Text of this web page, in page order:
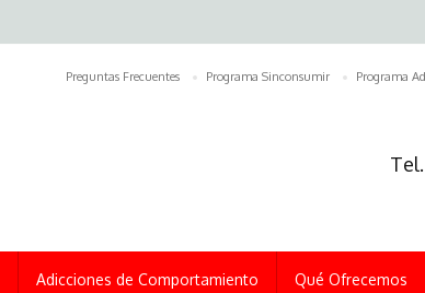
Preguntas Frecuentes Programa Sinconsumir Programa
Adicciones de Comportamiento Qué Ofrecemos